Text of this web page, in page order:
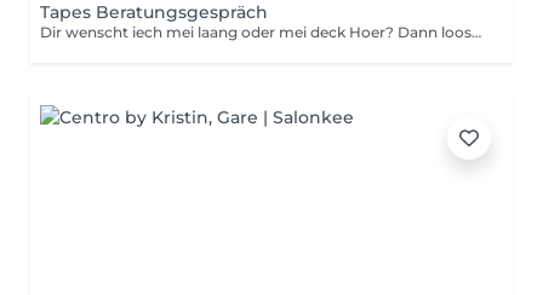
Tapes Beratungsgespräch
Dir wenscht iech mei laang oder mei deck Hoer? Dann loost iech proffesionnel beroden.